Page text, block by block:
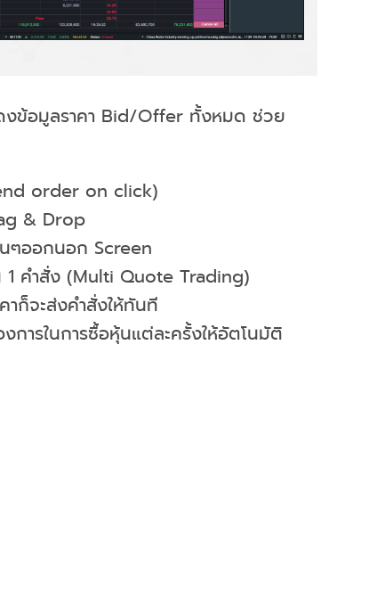
งข้อมูลราคา Bid/Offer ทั้งหมด ช่วย
order on click)
& Drop
ๆออกนอก Screen
คำสั่ง (Multi Quote Trading)
ก็จะส่งคำสั่งให้ทันที
ารในการซื้อหุ้นแต่ละครั้งให้อัตโนมัติ